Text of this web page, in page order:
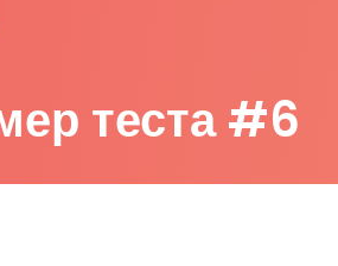
теста #6